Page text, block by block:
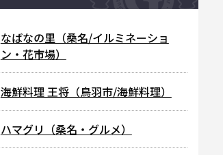
なばなの里（桑名/イルミネーショ
ン・花市場）
海鮮料理 王将（鳥羽市/海鮮料理）
ハマグリ（桑名・グルメ）